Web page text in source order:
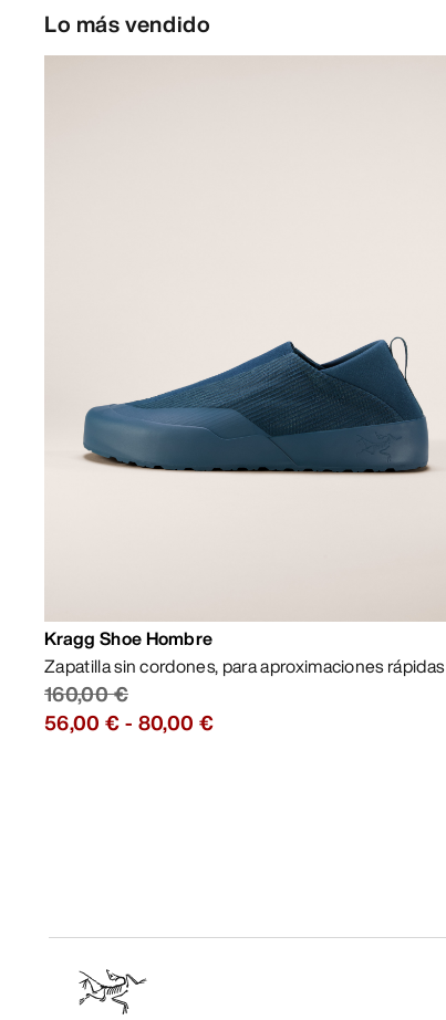
Lo más vendido
Kragg Shoe Hombre
Zapatilla sin cordones, para aproximaciones rápidas
160,00 €
56,00 €- 80,00 €